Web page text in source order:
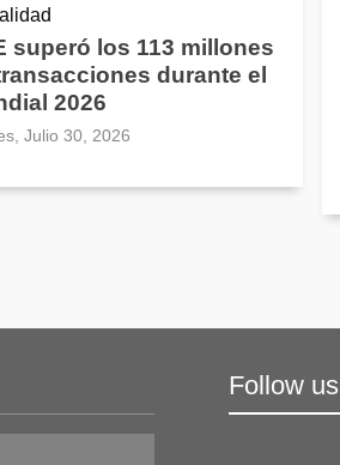
superó los 113 millones
durante el
2026
Julio 30, 2026
Follow us